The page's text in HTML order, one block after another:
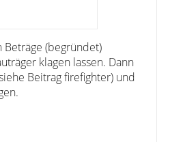
(begründet)
klagen lassen. Dann
Beitrag firefighter) und